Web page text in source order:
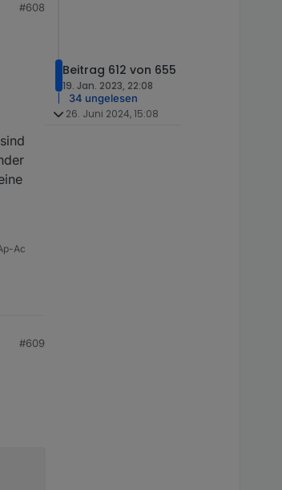
#608
Ac
#609
Beitrag 612 von 655
19. Jan. 2023, 22:08
34 ungelesen
26. Juni 2024, 15:08